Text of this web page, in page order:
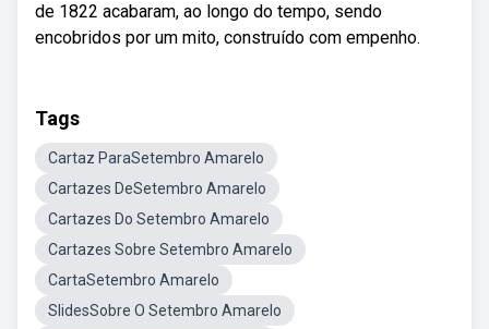
de 1822 acabaram, ao longo do tempo, sendo
encobridos por um mito, construído com empenho.
Tags
Cartaz ParaSetembro Amarelo
Cartazes DeSetembro Amarelo
Cartazes Do Setembro Amarelo
Cartazes Sobre Setembro Amarelo
CartaSetembro Amarelo
SlidesSobre O Setembro Amarelo